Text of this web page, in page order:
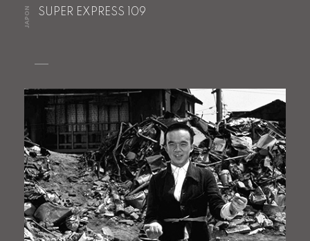
JAPON SUPER EXPRESS 109